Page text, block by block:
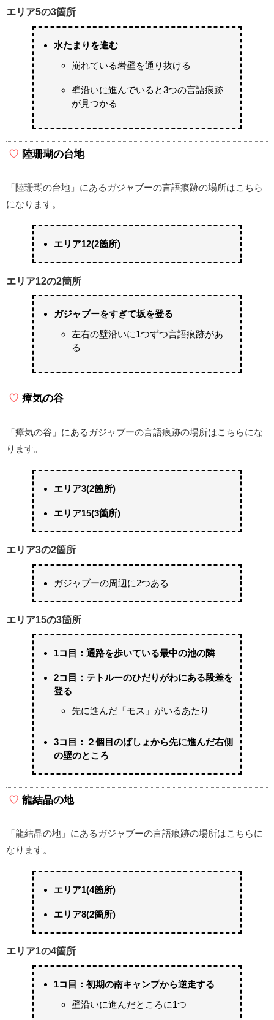
エリア5の3箇所
水たまりを進む
崩れている岩壁を通り抜ける
壁沿いに進んでいると3つの言語痕跡
が見つかる
陸珊瑚の台地
「陸珊瑚の台地」にあるガジャブーの言語痕跡の場所はこちら
になります。
エリア12(2箇所)
エリア12の2箇所
ガジャブーをすぎて坂を登る
左右の壁沿いに1つずつ言語痕跡があ
る
瘴気の谷
「瘴気の谷」にあるガジャブーの言語痕跡の場所はこちらにな
ります。
エリア3(2箇所)
エリア15(3箇所)
エリア3の2箇所
ガジャブーの周辺に2つある
エリア15の3箇所
1コ目：通路を歩いている最中の池の隣
2コ目：テトルーのひだりがわにある段差を
登る
先に進んだ「モス」がいるあたり
3コ目：２個目のばしょから先に進んだ右側
の壁のところ
龍結晶の地
「龍結晶の地」にあるガジャブーの言語痕跡の場所はこちらに
なります。
エリア1(4箇所)
エリア8(2箇所)
エリア1の4箇所
1コ目：初期の南キャンプから逆走する
壁沿いに進んだところに1つ